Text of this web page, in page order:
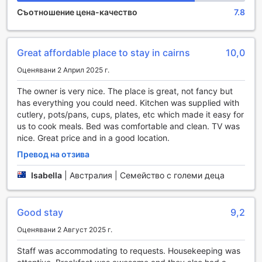
се насладят на слънчевите дни.
почивка, но и пространство, в което можете да се
насладите на различни занимания на открито. Гостите
имат възможност да се насладят на пикник с приятели
или семейството, благодарение на специално
обособените зони за сядане. Децата могат да се
забавляват в безопасна и приветлива среда, а
възрастните могат да се насладят на чаша кафе под
сенките на дърветата, докато се наслаждават на
свежия въздух. Oasis Inn Apartments е идеалното място
за всички, които търсят комбинация от комфорт и
забавление сред природата.
Спортни съоръжения в Oasis Inn Apartments
Oasis Inn Apartments в Кeрнс предлага невероятни
спортни съоръжения, които ще задоволят всички
разположение на гостите е просторен открит басейн,
идеален за освежаващи плувания под слънчевите лъчи
на Австралия. Басейнът е обграден от красиви
Съотношение цена-качество 7.8
Great affordable place to stay in cairns 10,0
Оценявани 2 Април 2025 г.
The owner is very nice. The place is great, not fancy but
has everything you could need. Kitchen was supplied with
cutlery, pots/pans, cups, plates, etc which made it easy for
us to cook meals. Bed was comfortable and clean. TV was
nice. Great price and in a good location.
Превод на отзива
Isabella Австралия | Семейство с големи деца
Good stay 9,2
Оценявани 2 Август 2025 г.
Staff was accommodating to requests. Housekeeping was